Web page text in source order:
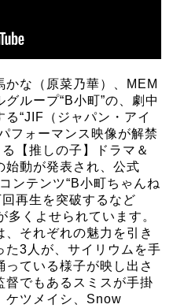
かな（原菜乃華）、MEM
ループ“B小町”の、劇中
“JIF（ジャパン・アイ
フォーマンス映像が解禁
【推しの子】ドラマ＆
始動が発表され、公式
ンテンツ“B小町ちゃんね
再生を突破するなど
くよせられています。
それぞれの魅力を引き
た3人が、サイリウムを手
ている様子が映し出さ
督でもあるスミスが手掛
ケツメイシ、Snow